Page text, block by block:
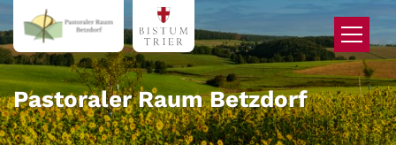
Zum Inhalt springen
Pastoraler Raum Betzdorf